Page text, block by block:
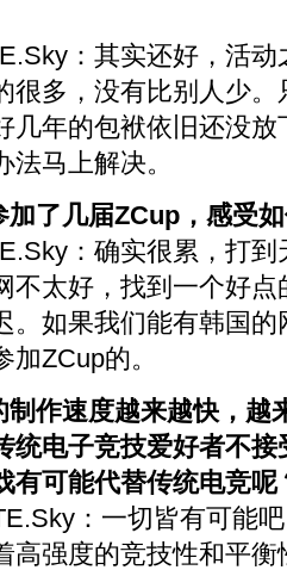
：其实还好，活动
很多，没有比别人少
几年的包袱依旧还没
马上解决。
加了几届ZCup，感受
：确实很累，打到
不太好，找到一个好
。如果我们能有韩国
ZCup的。
制作速度越来越快，越
统电子竞技爱好者不
有可能代替传统电竞呢
：一切皆有可能吧
高强度的竞技性和平